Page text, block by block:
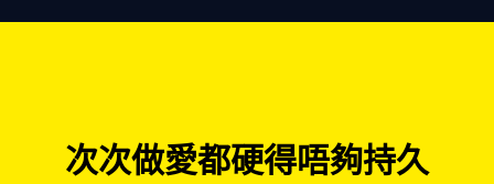
次次做愛都硬得唔夠持久